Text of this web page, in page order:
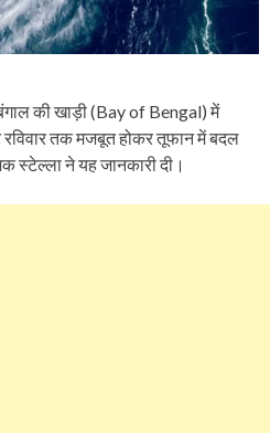
बंगाल की खाड़ी (Bay of Bengal) में
रविवार तक मजबूत होकर तूफान में बदल
स्टेल्ला ने यह जानकारी दी।